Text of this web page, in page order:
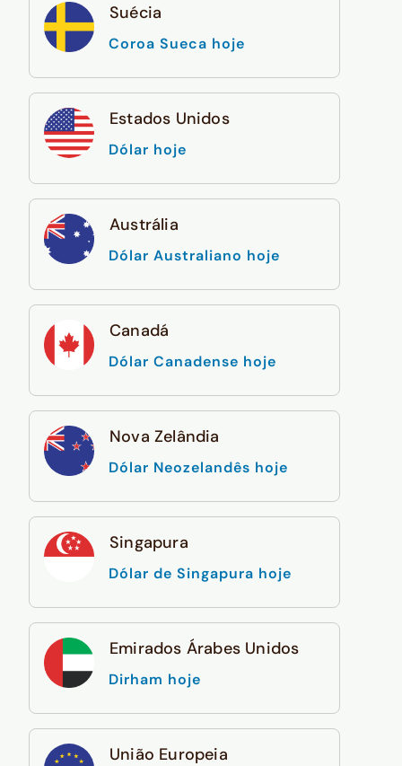
Suécia
Coroa Sueca hoje
Estados Unidos
Dólar hoje
Austrália
Dólar Australiano hoje
Canadá
Dólar Canadense hoje
Nova Zelândia
Dólar Neozelandês hoje
Singapura
Dólar de Singapura hoje
Emirados Árabes Unidos
Dirham hoje
União Europeia